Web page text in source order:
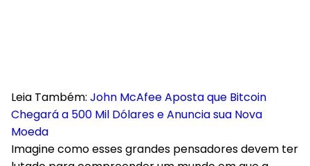
Leia Também: John McAfee Aposta que Bitcoin
Chegará a 500 Mil Dólares e Anuncia sua Nova
Moeda
Imagine como esses grandes pensadores devem ter